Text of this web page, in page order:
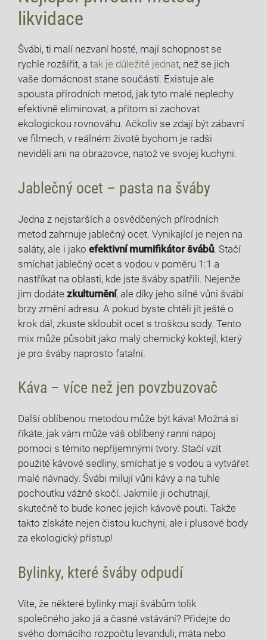
‌likvidace
Švábi, ti malí nezvaní hosté, mají schopnost se
rychle rozšířit, a tak je důležité jednat, než se ‌jich
vaše domácnost ⁣stane ⁤součástí. Existuje ale
spousta ‌přírodních metod, jak tyto malé‍ neplechy
efektivně ‍eliminovat, a ‌přitom‌ si zachovat⁤
ekologickou rovnováhu. Ačkoliv se zdají být zábavní
‍ve filmech, ‌v reálném životě bychom je radši
neviděli ani na obrazovce, natož​ ve svojej kuchyni.
Jablečný ocet⁢ – pasta na šváby
Jedna z nejstarších ​a osvědčených přírodních
metod zahrnuje ​jablečný ocet. Vynikající⁤ je ‌nejen na‍
saláty, ale i‍ jako efektivní mumifikátor švábů. Stačí
smíchat jablečný ocet s vodou ‌v​ poměru 1:1 a
nastříkat na⁢ oblasti, kde ​jste šváby ‌spatřili. ‍Nejenže
jim dodáte‌ zkulturnění, ale díky ​jeho silné vůni ​švábi
brzy změní adresu. ‌A pokud byste chtěli jít ještě ‍o
krok dál, zkuste skloubit ocet s troškou ⁢sody. Tento
mix ‍může působit jako malý chemický koktejl, který
je⁢ pro šváby naprosto⁤ fatalní.
Káva – více ‌než‌ jen povzbuzovač
Další⁣ oblíbenou metodou ​může být káva! Možná si
říkáte, jak vám může váš oblíbený ranní nápoj
pomoci s těmito ​nepříjemnými ​tvory. Stačí vzít​
použité kávové⁢ sedliny, smíchat je s vodou a vytvářet
malé návnady. ​Švábi milují vůni kávy a na tuhle
pochoutku vážně skočí. ​Jakmile ji ochutnají,
⁤skutečně to bude konec jejich kávové pouti.‍ Takže
takto získáte nejen čistou⁢ kuchyni, ale i plusové⁢ body
‌za ekologický přístup!
Bylinky, které šváby odpudí
Víte,⁤ že některé bylinky ⁢mají ‌švábům tolik
‌společného jako ⁤já a časné vstávání? Přidejte ⁣do
⁤svého domácího ⁤rozpočtu levanduli, ⁢máta ⁣nebo